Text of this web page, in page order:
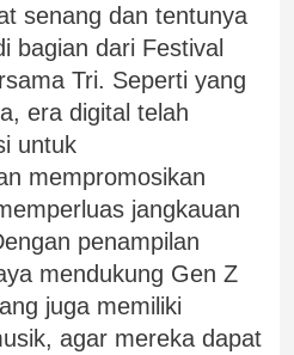
senang dan tentunya
bagian dari Festival
Tri. Seperti yang
era digital telah
untuk
mempromosikan
jangkauan
penampilan
mendukung Gen Z
juga memiliki
agar mereka dapat